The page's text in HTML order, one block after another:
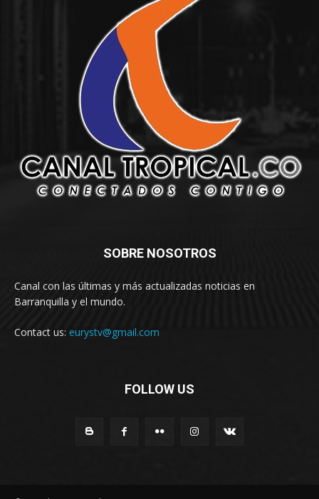
SOBRE NOSOTROS
Canal con las últimas y más actualizadas noticias en
Barranquilla y el mundo.
Contact us: eurystv@gmail.com
FOLLOW US